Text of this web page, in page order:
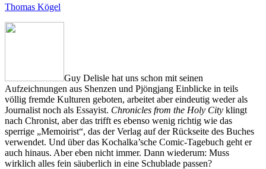
Thomas Kögel
Guy Delisle hat uns schon mit seinen
Aufzeichnungen aus Shenzen und Pjöngjang Einblicke in teils
völlig fremde Kulturen geboten, arbeitet aber eindeutig weder als
Journalist noch als Essayist. Chronicles from the Holy City klingt
nach Chronist, aber das trifft es ebenso wenig richtig wie das
sperrige „Memoirist“, das der Verlag auf der Rückseite des Buches
verwendet. Und über das Kochalka’sche Comic-Tagebuch geht er
auch hinaus. Aber eben nicht immer. Dann wiederum: Muss
wirklich alles fein säuberlich in eine Schublade passen?